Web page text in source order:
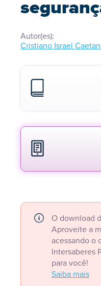
Autor(es):
Cristiano Israel
O download
Aproveite a
acessando o
Intersaberes
para você!
Saiba mais